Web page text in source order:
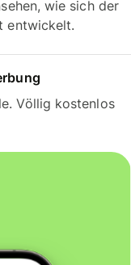
wie sich der
entwickelt.
Völlig kostenlos